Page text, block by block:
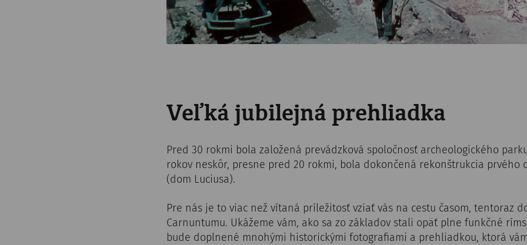
Veľká jubilejná prehliadka
Pred 30 rokmi bola založená prevádzková spoločnosť archeologického
rokov neskôr, presne pred 20 rokmi, bola dokončená rekonštrukcia prvého
(dom Luciusa).
Pre nás je to viac než vítaná príležitosť vziať vás na cestu časom, tentoraz
Carnuntumu. Ukážeme vám, ako sa zo základov stali opäť plne funkčné
bude doplnené mnohými historickými fotografiami a prehliadkou, ktorá